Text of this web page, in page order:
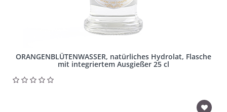
ORANGENBLÜTENWASSER, natürliches Hydrolat, Flasche
mit integriertem Ausgießer 25 cl